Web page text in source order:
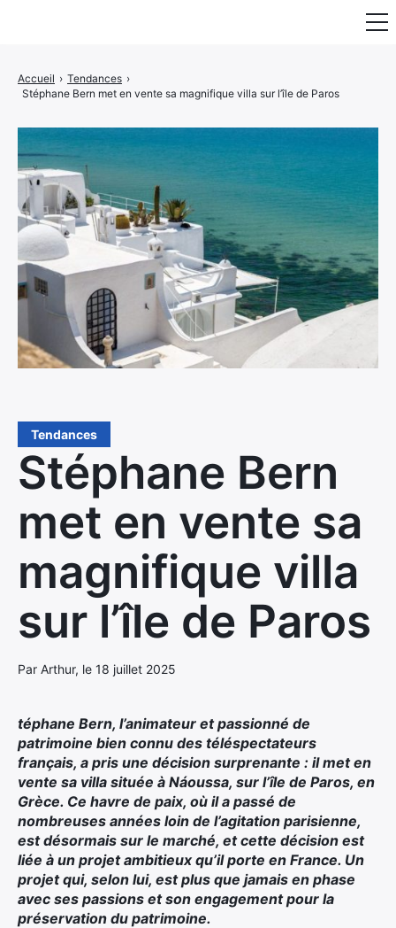
Accueil › Tendances ›
Stéphane Bern met en vente sa magnifique villa sur l’île de Paros
Tendances
Stéphane Bern
met en vente sa
magnifique villa
sur l’île de Paros
Par Arthur, le 18 juillet 2025
téphane Bern, l’animateur et passionné de
patrimoine bien connu des téléspectateurs
français, a pris une décision surprenante : il met en
vente sa villa située à Náoussa, sur l’île de Paros, en
Grèce. Ce havre de paix, où il a passé de
nombreuses années loin de l’agitation parisienne,
est désormais sur le marché, et cette décision est
liée à un projet ambitieux qu’il porte en France. Un
projet qui, selon lui, est plus que jamais en phase
avec ses passions et son engagement pour la
préservation du patrimoine.
Mobilier & Rangement
Luminaire
Maison
Art & Décoration
Portraits